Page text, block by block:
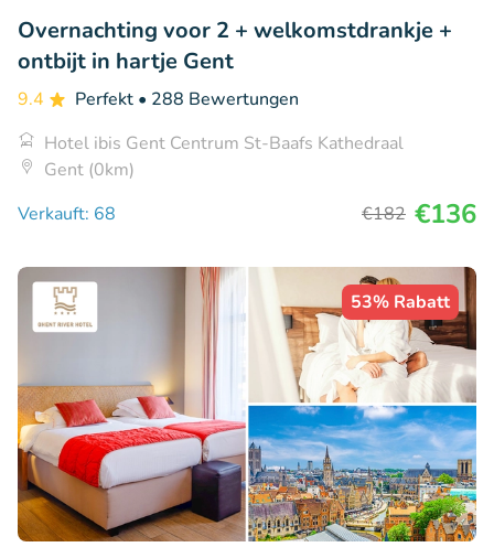
Overnachting voor 2 + welkomstdrankje +
ontbijt in hartje Gent
9.4 Perfekt • 288 Bewertungen
Hotel ibis Gent Centrum St-Baafs Kathedraal
Gent (0km)
Verkauft: 68
€182 €136
53% Rabatt